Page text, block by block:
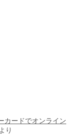
カードでオンライン
より